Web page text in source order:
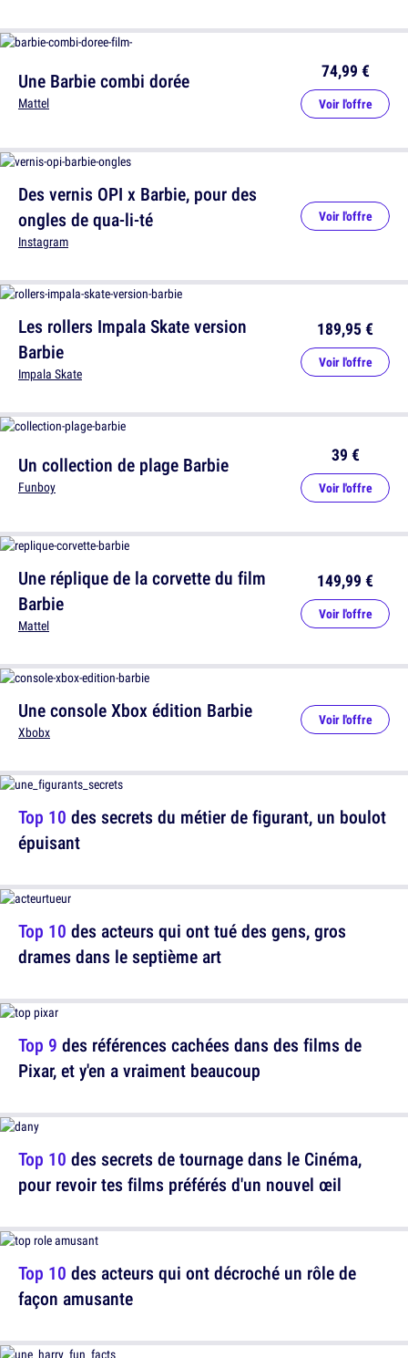
Une Barbie combi dorée
Mattel
74,99 €
Voir l'offre
Les rollers Impala Skate version
Barbie
Impala Skate
189,95 €
Voir l'offre
Une réplique de la corvette du film
Barbie
Mattel
149,99 €
Voir l'offre
Top 10 des secrets du métier de figurant, un boulot
épuisant
Top 9 des références cachées dans des films de
Pixar, et y'en a vraiment beaucoup
Top 10 des acteurs qui ont décroché un rôle de
façon amusante
Des vernis OPI x Barbie, pour des
ongles de qua-li-té
Instagram
Voir l'offre
Un collection de plage Barbie
Funboy
39 €
Voir l'offre
Une console Xbox édition Barbie
Xbobx
Voir l'offre
Top 10 des acteurs qui ont tué des gens, gros
drames dans le septième art
Top 10 des secrets de tournage dans le Cinéma,
pour revoir tes films préférés d'un nouvel œil